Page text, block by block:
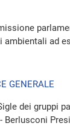
ambientali ad
GENERALE
dei gruppi
Berlusconi